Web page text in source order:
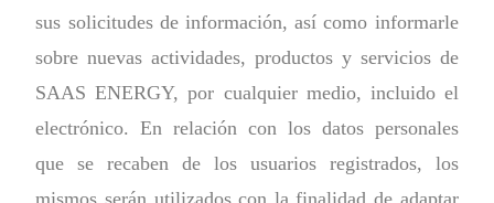
sus solicitudes de información, así como informarle
sobre nuevas actividades, productos y servicios de
SAAS ENERGY, por cualquier medio, incluido el
electrónico. En relación con los datos personales
que se recaben de los usuarios registrados, los